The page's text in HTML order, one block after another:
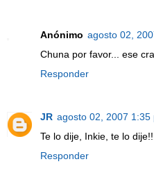
Anónimo agosto 02,
Chuna por favor... ese
Responder
JR agosto 02, 2007 1:35
Te lo dije, Inkie, te lo
Responder